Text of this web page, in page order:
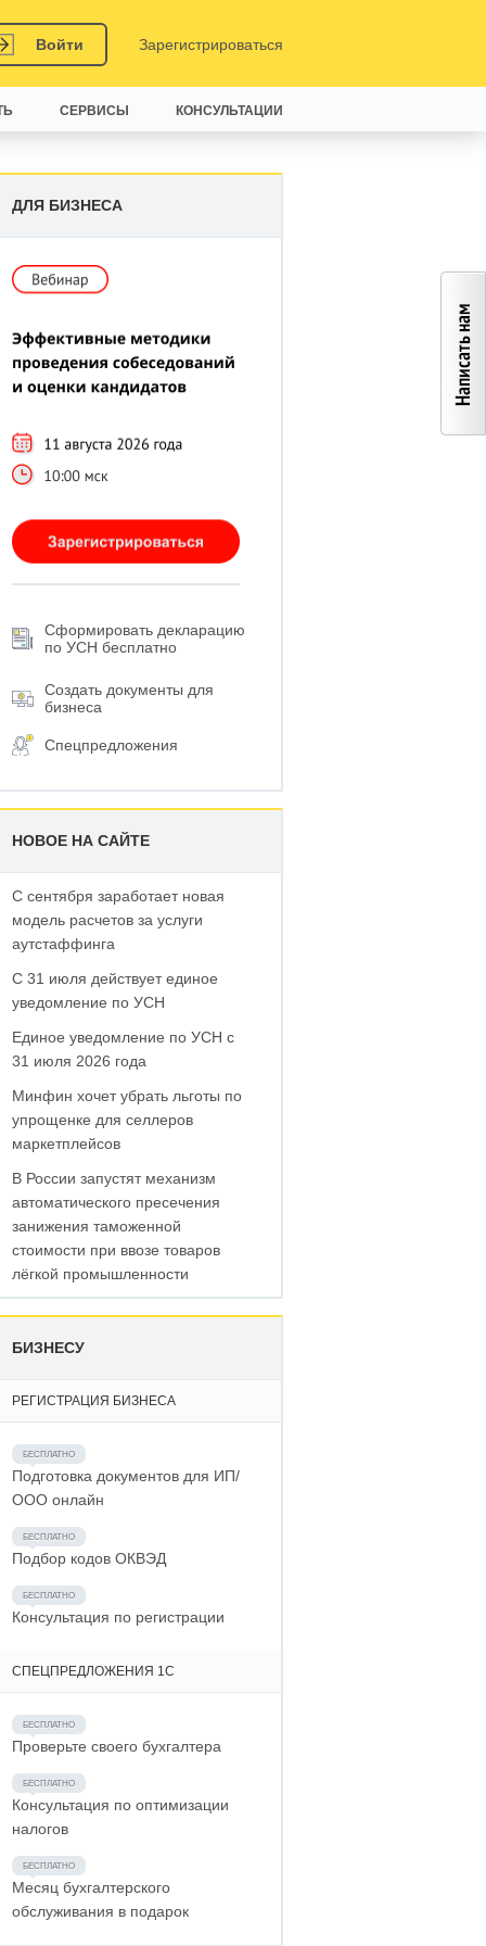
Войти Зарегистрироваться
ДЛЯ БИЗНЕСА
Сформировать декларацию
по УСН бесплатно
Создать документы для
бизнеса
Спецпредложения
НОВОЕ НА САЙТЕ
С сентября заработает новая
модель расчетов за услуги
аутстаффинга
С 31 июля действует единое
уведомление по УСН
Единое уведомление по УСН с
31 июля 2026 года
Минфин хочет убрать льготы по
упрощенке для селлеров
маркетплейсов
В России запустят механизм
автоматического пресечения
занижения таможенной
стоимости при ввозе товаров
лёгкой промышленности
БИЗНЕСУ
РЕГИСТРАЦИЯ БИЗНЕСА
Подготовка документов для ИП/
ООО онлайн
Подбор кодов ОКВЭД
Консультация по регистрации
СПЕЦПРЕДЛОЖЕНИЯ 1С
Проверьте своего бухгалтера
Консультация по оптимизации
налогов
Месяц бухгалтерского
обслуживания в подарок
СЕРВИСЫ КОНСУЛЬТАЦИИ